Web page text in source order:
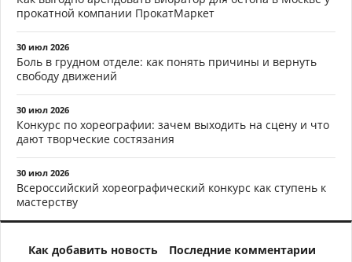
прокатной компании ПрокатМаркет
30 июл 2026
Боль в грудном отделе: как понять причины и вернуть
свободу движений
30 июл 2026
Конкурс по хореографии: зачем выходить на сцену и что
дают творческие состязания
30 июл 2026
Всероссийский хореографический конкурс как ступень к
мастерству
Как добавить новость Последние комментарии